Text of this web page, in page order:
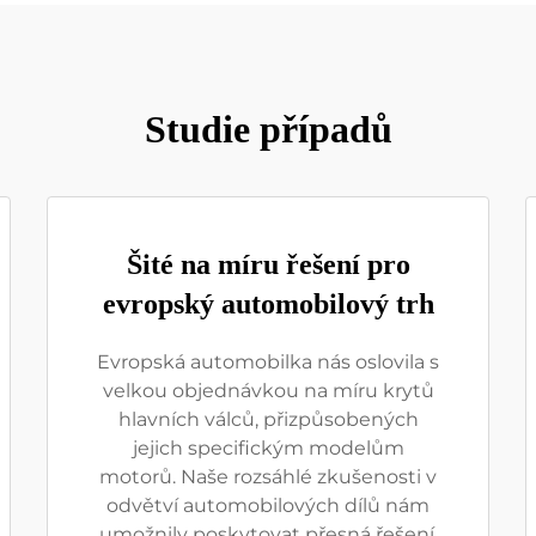
Studie případů
Šité na míru řešení pro
evropský automobilový trh
Evropská automobilka nás oslovila s
velkou objednávkou na míru krytů
hlavních válců, přizpůsobených
jejich specifickým modelům
motorů. Naše rozsáhlé zkušenosti v
odvětví automobilových dílů nám